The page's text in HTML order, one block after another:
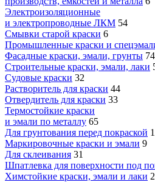
Электроизоляционные
и электропроводные ЛКМ 54
Смывки старой краски 6
Промышленные краски и
Фасадные краски, эмали, грунты 74
Строительные краски, эмали, лаки
Судовые краски 32
Растворитель для краски 44
Отвердитель для краски 33
Термостойкие краски
и эмали по металлу 65
Для грунтования перед покраской
Маркировочные краски и эмали 9
Для склеивания 31
Шпатлевка для поверхности под
Химстойкие краски, эмали и лаки